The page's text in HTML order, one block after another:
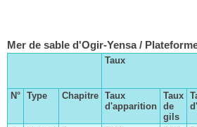
Final Fantasy XIII
Final Fantasy XIII-2
Final Fantasy XIV
Mer de sable d'Ogir-Yensa /
Taux
N° Type Chapitre Taux
d'apparition
Taux
de
gils
Le patient dalmascan
La quête existentielle de Catrina